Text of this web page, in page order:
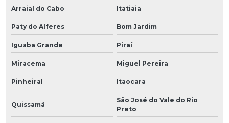
Arraial do Cabo Itatiaia
Paty do Alferes Bom Jardim
Iguaba Grande Piraí
Miracema Miguel Pereira
Pinheiral Itaocara
Quissamã
São José do Vale do Rio
Preto